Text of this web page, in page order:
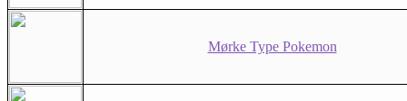
Mørke Type Pokemon